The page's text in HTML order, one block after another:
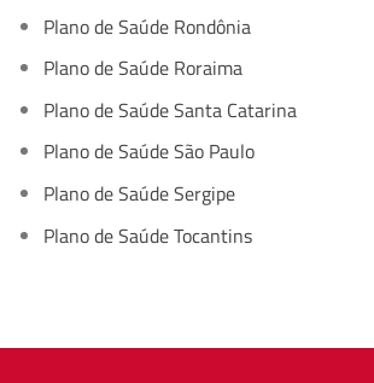
Plano de Saúde Rondônia
Plano de Saúde Roraima
Plano de Saúde Santa Catarina
Plano de Saúde São Paulo
Plano de Saúde Sergipe
Plano de Saúde Tocantins